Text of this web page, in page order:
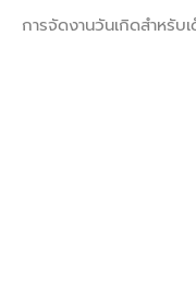
การจัดงานวันเกิดสำหรับเ